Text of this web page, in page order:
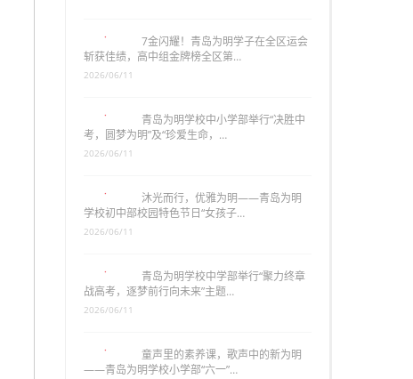
7金闪耀！青岛为明学子在全区运会
斩获佳绩，高中组金牌榜全区第…
2026/06/11
青岛为明学校中小学部举行“决胜中
考，圆梦为明”及“珍爱生命，…
2026/06/11
沐光而行，优雅为明——青岛为明
学校初中部校园特色节日“女孩子…
2026/06/11
青岛为明学校中学部举行“聚力终章
战高考，逐梦前行向未来”主题…
2026/06/11
童声里的素养课，歌声中的新为明
——青岛为明学校小学部“六一”…